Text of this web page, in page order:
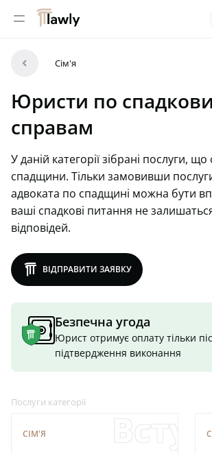
menu
arrowleft Сім'я
Юристи по
справам
У даній категорії зібрані послуги,
спадщини. Тільки замовивши
адвоката по спадщині можна бути
ваші спадкові питання не
відповідей.
lawly ВІДПРАВИТИ ЗАЯВКУ
Безпечна угода
Юрист отримує оплату тільки
підтвердження виконання
Послуги категорії
СІМ'Я